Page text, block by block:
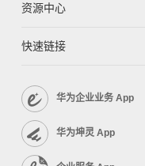
资源中心
快速链接
华为企业业务 App
华为坤灵 App